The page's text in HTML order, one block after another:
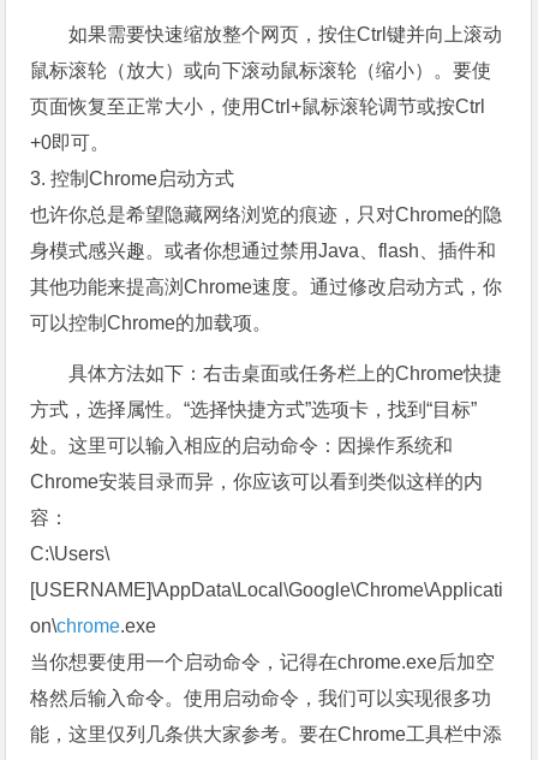
如果需要快速缩放整个网页，按住Ctrl键并向上滚动
鼠标滚轮（放大）或向下滚动鼠标滚轮（缩小）。要使
页面恢复至正常大小，使用Ctrl+鼠标滚轮调节或按Ctrl
+0即可。
3. 控制Chrome启动方式
也许你总是希望隐藏网络浏览的痕迹，只对Chrome的隐
身模式感兴趣。或者你想通过禁用Java、flash、插件和
其他功能来提高浏Chrome速度。通过修改启动方式，你
可以控制Chrome的加载项。
具体方法如下：右击桌面或任务栏上的Chrome快捷
方式，选择属性。“选择快捷方式”选项卡，找到“目标”
处。这里可以输入相应的启动命令：因操作系统和
Chrome安装目录而异，你应该可以看到类似这样的内
容：
C:\Users\
[USERNAME]\AppData\Local\Google\Chrome\Applicati
on\chrome.exe
当你想要使用一个启动命令，记得在chrome.exe后加空
格然后输入命令。使用启动命令，我们可以实现很多功
能，这里仅列几条供大家参考。要在Chrome工具栏中添